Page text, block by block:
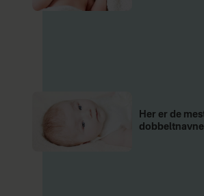
Her er de
dobbeltnavne